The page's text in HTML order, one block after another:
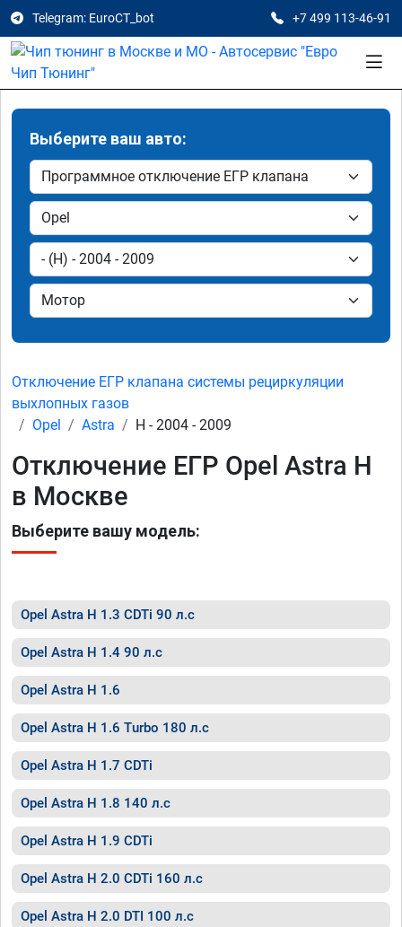
Telegram: EuroCT_bot +7 499 113-46-91
Выберите ваш авто:
Отключение ЕГР клапана системы рециркуляции
выхлопных газов
Opel
Astra H - 2004 - 2009
Отключение ЕГР Opel Astra H
в Москве
Выберите вашу модель:
Opel Astra H 1.3 CDTi 90 л.с
Opel Astra H 1.4 90 л.с
Opel Astra H 1.6
Opel Astra H 1.6 Turbo 180 л.с
Opel Astra H 1.7 CDTi
Opel Astra H 1.8 140 л.с
Opel Astra H 1.9 CDTi
Opel Astra H 2.0 CDTi 160 л.с
Opel Astra H 2.0 DTI 100 л.с